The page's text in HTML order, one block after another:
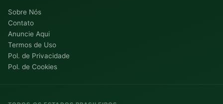
Sobre Nós
Contato
Anuncie Aqui
Termos de Uso
Pol. de Privacidade
Pol. de Cookies